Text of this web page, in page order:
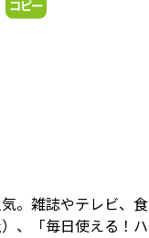
。雑誌やテレビ、食
、「毎日使える！ハ